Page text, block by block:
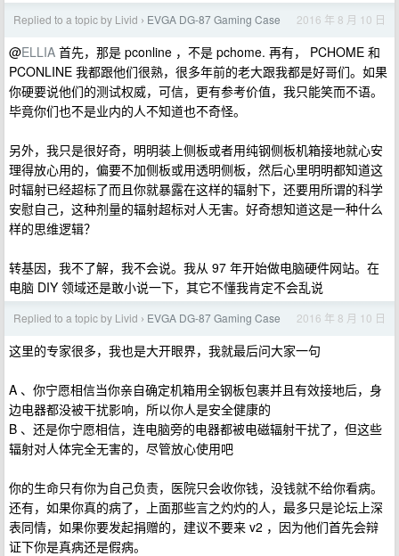
Replied to a topic by Livid › EVGA DG-87 Gaming Case 2016 年 8 月 10 日
@ELLIA 首先，那是 pconline ，不是 pchome. 再有， PCHOME 和
PCONLINE 我都跟他们很熟，很多年前的老大跟我都是好哥们。如果
你硬要说他们的测试权威，可信，更有参考价值，我只能笑而不语。
毕竟你们也不是业内的人不知道也不奇怪。
另外，我只是很好奇，明明装上侧板或者用纯钢侧板机箱接地就心安
理得放心用的，偏要不加侧板或用透明侧板，然后心里明明都知道这
时辐射已经超标了而且你就暴露在这样的辐射下，还要用所谓的科学
安慰自己，这种剂量的辐射超标对人无害。好奇想知道这是一种什么
样的思维逻辑？
转基因，我不了解，我不会说。我从 97 年开始做电脑硬件网站。在
电脑 DIY 领域还是敢小说一下，其它不懂我肯定不会乱说
Replied to a topic by Livid › EVGA DG-87 Gaming Case 2016 年 8 月 10 日
这里的专家很多，我也是大开眼界，我就最后问大家一句
A 、你宁愿相信当你亲自确定机箱用全钢板包裹并且有效接地后，身
边电器都没被干扰影响，所以你人是安全健康的
B 、还是你宁愿相信，连电脑旁的电器都被电磁辐射干扰了，但这些
辐射对人体完全无害的，尽管放心使用吧
你的生命只有你为自己负责，医院只会收你钱，没钱就不给你看病。
还有，如果你真的病了，上面那些言之灼灼的人，最多只是论坛上深
表同情，如果你要发起捐赠的，建议不要来 v2 ，因为他们首先会辩
证下你是真病还是假病。